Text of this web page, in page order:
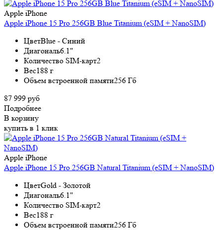
Apple iPhone
Apple iPhone 15 Pro 256GB Blue Titanium (eSIM + NanoSIM)
ЦветBlue - Синий
Диагональ6.1"
Количество SIM-карт2
Вес188 г
Объем встроенной памяти256 Гб
87 999 руб
Подробнее
В корзину
купить в 1 клик
Apple iPhone
Apple iPhone 15 Pro 256GB Natural Titanium (eSIM + NanoSIM)
ЦветGold - Золотой
Диагональ6.1"
Количество SIM-карт2
Вес188 г
Объем встроенной памяти256 Гб